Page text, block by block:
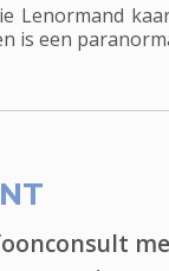
Lenormand
een